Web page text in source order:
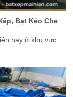
Bạt Kéo Che
nay ở khu vực